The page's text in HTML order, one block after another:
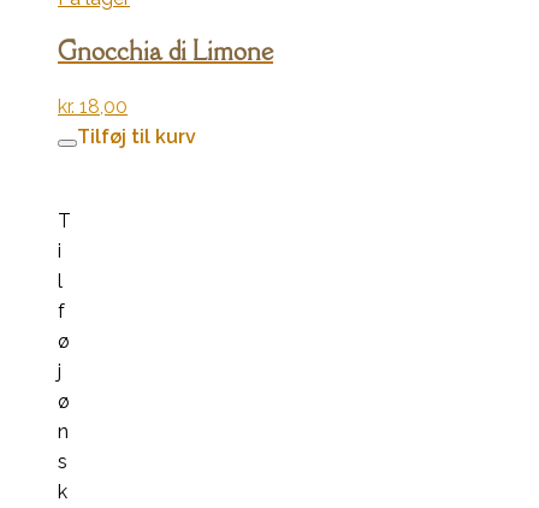
Gnocchia di Limone
kr. 18,00
Tilføj til kurv
T
i
l
f
ø
j
ø
n
s
k